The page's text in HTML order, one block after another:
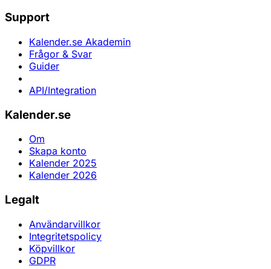
Support
Kalender.se Akademin
Frågor & Svar
Guider
API/Integration
Kalender.se
Om
Skapa konto
Kalender 2025
Kalender 2026
Legalt
Användarvillkor
Integritetspolicy
Köpvillkor
GDPR